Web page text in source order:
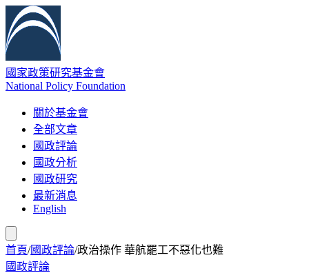
國家政策研究基金會
National Policy Foundation
關於基金會
全部文章
國政評論
國政分析
國政研究
最新消息
English
首頁/國政評論/政治操作 華航罷工不惡化也難
國政評論